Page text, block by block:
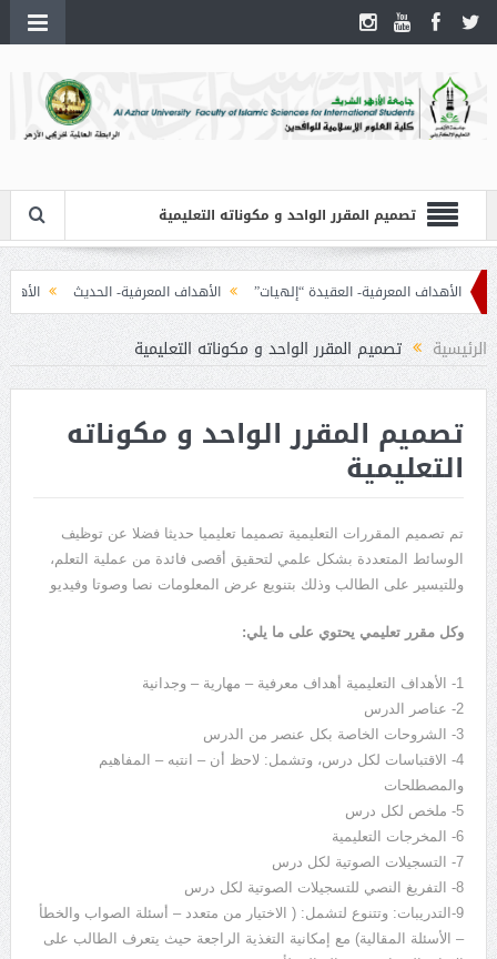
تصميم المقرر الواحد و مكوناته التعليمية
الأهداف المعرفية- العقيدة “إلهيات” الأهداف المعرفية- الحديث الأهداف
الرئيسية تصميم المقرر الواحد و مكوناته التعليمية
تصميم المقرر الواحد و مكوناته
التعليمية
تم تصميم المقررات التعليمية تصميما تعليميا حديثا فضلا عن توظيف
الوسائط المتعددة بشكل علمي لتحقيق أقصى فائدة من عملية التعلم،
وللتيسير على الطالب وذلك بتنويع عرض المعلومات نصا وصوتا وفيديو
وكل مقرر تعليمي يحتوي على ما يلي:
1- الأهداف التعليمية أهداف معرفية – مهارية – وجدانية
2- عناصر الدرس
3- الشروحات الخاصة بكل عنصر من الدرس
4- الاقتباسات لكل درس، وتشمل: لاحظ أن – انتبه – المفاهيم
والمصطلحات
5- ملخص لكل درس
6- المخرجات التعليمية
7- التسجيلات الصوتية لكل درس
8- التفريغ النصي للتسجيلات الصوتية لكل درس
9-التدريبات: وتتنوع لتشمل: ( الاختيار من متعدد – أسئلة الصواب والخطأ
– الأسئلة المقالية) مع إمكانية التغذية الراجعة حيث يتعرف الطالب على